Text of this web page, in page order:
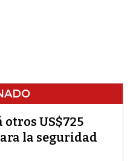
otros US$725
la seguridad